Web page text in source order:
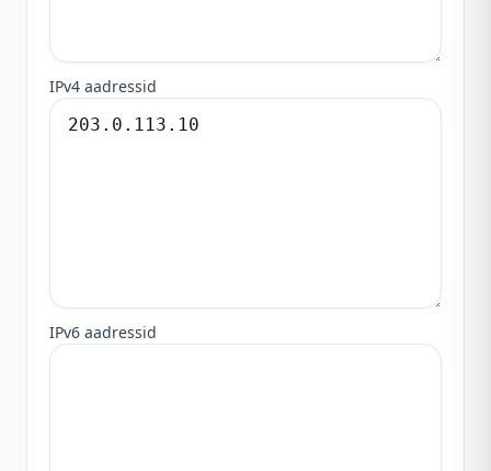
IPv4 aadressid
IPv6 aadressid